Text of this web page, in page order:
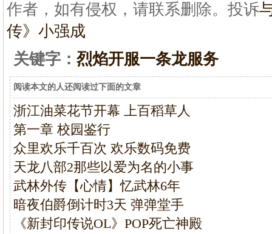
作者，如有侵权，请联系删除。投诉
传》小强成
关键字： 烈焰开服一条龙服务
阅读本文的人还阅读过下面的文章
浙江油菜花节开幕 上百稻草人
第一章 校园鉴行
众里欢乐千百次 欢乐数码免费
天龙八部2那些以爱为名的小事
武林外传【心情】忆武林6年
暗夜伯爵倒计时3天 弹弹堂手
《新封印传说OL》POP死亡神殿